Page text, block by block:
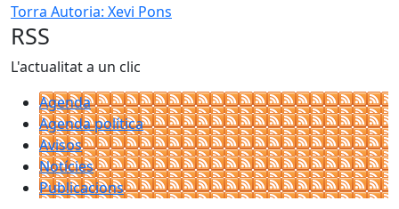
Torra Autoria: Xevi Pons
RSS
L'actualitat a un clic
Agenda
Agenda política
Avisos
Notícies
Publicacions